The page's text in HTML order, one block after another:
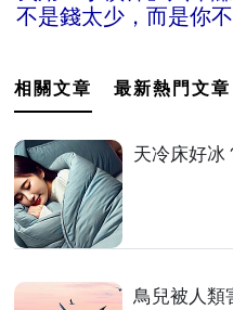
不是錢太少，而是你
相關文章 最新熱門文章
天冷床好冰
鳥兒被人類